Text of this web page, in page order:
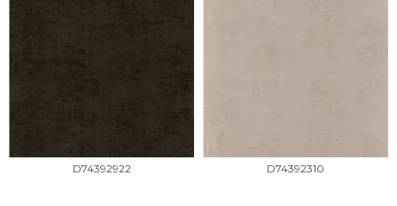
D74392922 D74392310